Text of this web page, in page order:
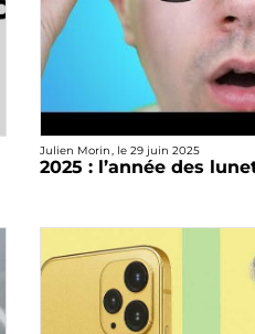
Julien Morin, le 29 juin 2025
2025 : l’année des